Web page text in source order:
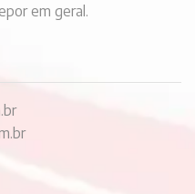
em geral.